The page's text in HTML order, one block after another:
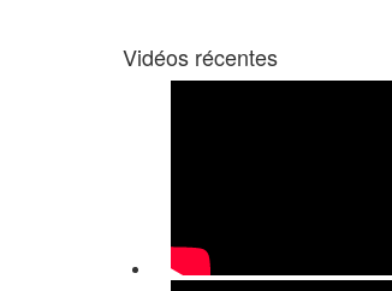
Vidéos récentes